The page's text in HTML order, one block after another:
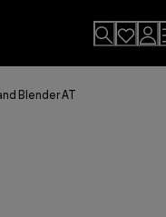
Blender AT